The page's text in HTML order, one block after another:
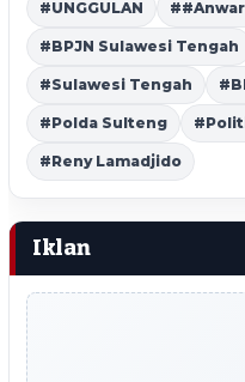
#UNGGULAN
#BPJN Sulawesi Tengah
#Sulawesi Tengah
#Polda Sulteng
#Reny Lamadjido
Iklan